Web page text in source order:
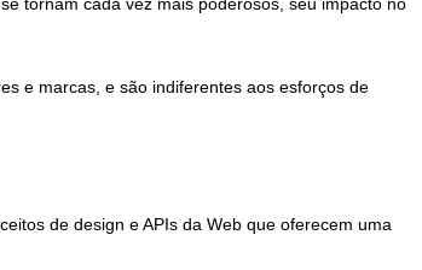
e marcas, e são indiferentes aos esforços de
de design e APIs da Web que oferecem uma